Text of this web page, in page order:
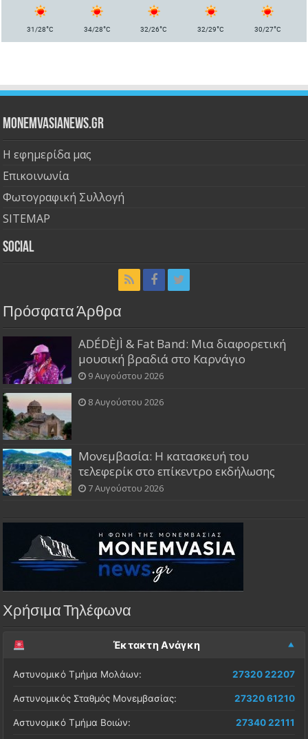
31/28°C 34/28°C 32/26°C 32/29°C 30/27°C
Monemvasianews.gr
Η εφημερίδα μας
Επικοινωνία
Φωτογραφική Συλλογή
SITEMAP
Social
Πρόσφατα Άρθρα
ADÉDÈJÌ & Fat Band: Μια διαφορετική
μουσική βραδιά στο Καρνάγιο
9 Αυγούστου 2026
8 Αυγούστου 2026
Μονεμβασία: Η κατασκευή του
τελεφερίκ στο επίκεντρο εκδήλωσης
7 Αυγούστου 2026
Χρήσιμα Τηλέφωνα
Έκτακτη Ανάγκη
Αστυνομικό Τμήμα Μολάων: 27320 22207
Αστυνομικός Σταθμός Μονεμβασίας: 27320 61210
Αστυνομικό Τμήμα Βοιών: 27340 22111